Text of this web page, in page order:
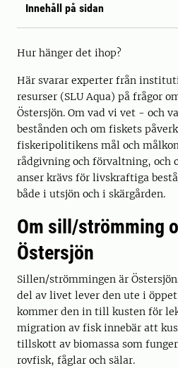
Innehåll på sidan
Hur hänger det ihop?
Här svarar experter från
resurser (SLU Aqua) på frågor
Östersjön. Om vad vi vet - och
bestånden och om fiskets
fiskeripolitikens mål och
rådgivning och förvaltning, och
anser krävs för livskraftiga
både i utsjön och i skärgården.
Om sill/strömming
Östersjön
Sillen/strömmingen är
del av livet lever den ute i
kommer den in till kusten för
migration av fisk innebär att
tillskott av biomassa som
rovfisk, fåglar och sälar.